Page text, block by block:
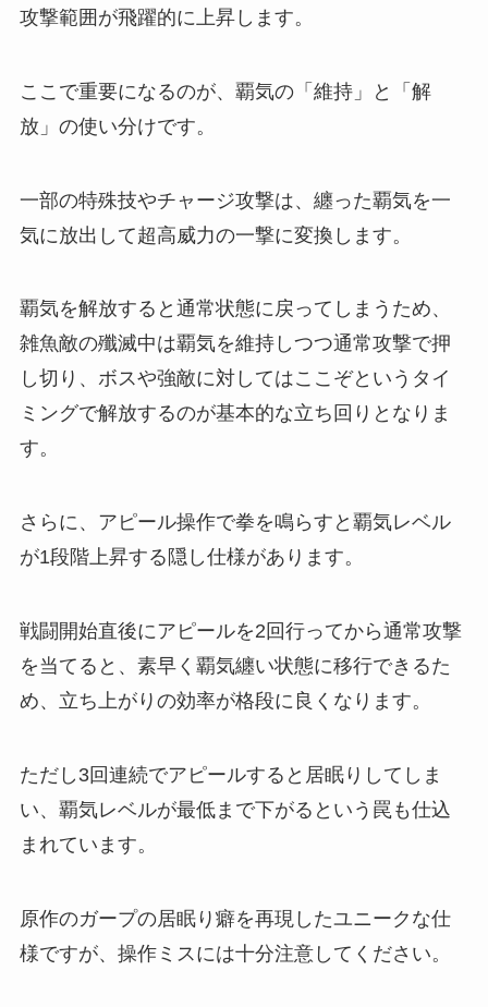
攻撃範囲が飛躍的に上昇します。
ここで重要になるのが、覇気の「維持」と「解
放」の使い分けです。
一部の特殊技やチャージ攻撃は、纏った覇気を一
気に放出して超高威力の一撃に変換します。
覇気を解放すると通常状態に戻ってしまうため、
雑魚敵の殲滅中は覇気を維持しつつ通常攻撃で押
し切り、ボスや強敵に対してはここぞというタイ
ミングで解放するのが基本的な立ち回りとなりま
す。
さらに、アピール操作で拳を鳴らすと覇気レベル
が1段階上昇する隠し仕様があります。
戦闘開始直後にアピールを2回行ってから通常攻撃
を当てると、素早く覇気纏い状態に移行できるた
め、立ち上がりの効率が格段に良くなります。
ただし3回連続でアピールすると居眠りしてしま
い、覇気レベルが最低まで下がるという罠も仕込
まれています。
原作のガープの居眠り癖を再現したユニークな仕
様ですが、操作ミスには十分注意してください。